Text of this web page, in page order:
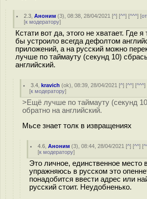
2.3 ,Аноним (3), 08:38, 28/04/2021 [^] [^^] [^^^] [
[к модератору]
Кстати вот да, этого не хватает. Где
бы устроило всегда дефолтом
приложений, а на русский можно
лучше по таймауту (секунд 10)
английский.
3.4 ,kravich (ok), 08:39, 28/04/2021 [^] [^^] [^^^]
[к модератору]
>Ещё лучше по таймауту (секунд
обратно на английский.
Мьсе знает толк в извращениях
4.6 ,Аноним (3), 08:44, 28/04/2021 [^] [^^] [
[к модератору]
Это личное, единственное место
упражняюсь в русском это
понадобится ввести адрес или
русский стоит. Неудобненько.